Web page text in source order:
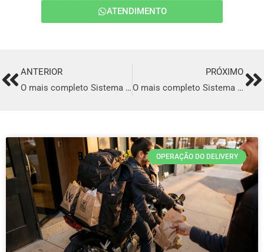
ATENDIMENTO
PrevANTERIOR
O mais completo Sistema para Delivery de comida Italiana em Ribeirão Das Neves
PRÓXIMO
O mais completo Sistema para Delivery de comida Italiana em Petrópolis
OPERAÇÃO DO DELIVERY